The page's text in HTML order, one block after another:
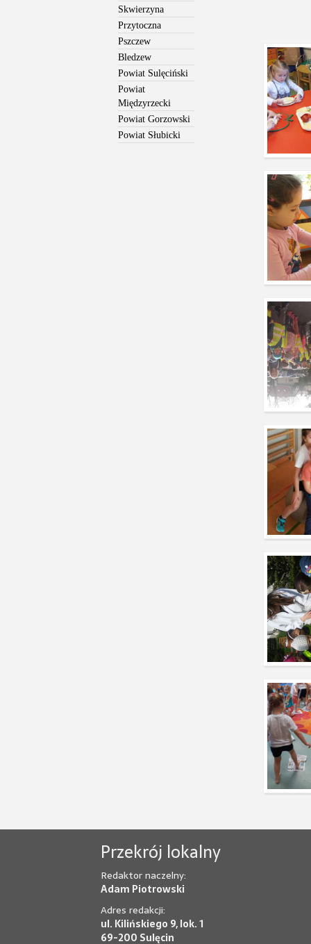
Skwierzyna
Przytoczna
Pszczew
Bledzew
Powiat Sulęciński
Powiat
Międzyrzecki
Powiat Gorzowski
Powiat Słubicki
Przekrój lokalny
Redaktor naczelny:
Adam Piotrowski
Adres redakcji:
ul. Kilińskiego 9, lok. 1
69-200 Sulęcin